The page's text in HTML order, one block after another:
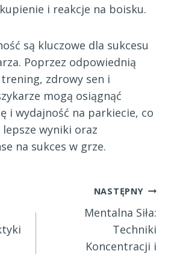
i reakcje na boisku.
są kluczowe dla sukcesu
Poprzez odpowiednią
zdrowy sen i
mogą osiągnąć
i wydajność na parkiecie, co
lepsze wyniki oraz
na sukces w grze.
NASTĘPNY
Mentalna Siła:
Techniki
Koncentracji i